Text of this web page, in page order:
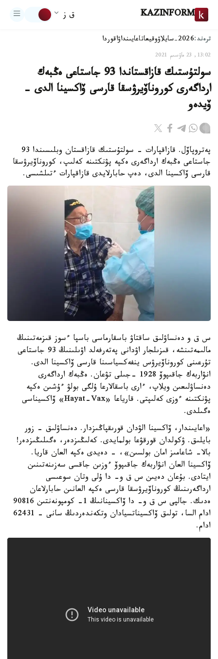
KAZINFORM ق ز
ترەند:2026-سايلاۋ وقيعاتاعايىنداۋاقوردا
13:02, 23 ماۋسىم 2021
سولتۇستىك قازاقستاندا 93 جاستاعى ەڭبەك
ارداگەرى كوروناۆيرۋسقا قارسى ۆاكسينا الدى -
ۆيدەو
پەتروپاۆل. قازاقپارات - سولتۇستىك قازاقستان وبلىسىندا 93
جاستاعى ەڭبەك ارداگەرى ەكپە پۋنكتىنە كەلىپ، كوروناۆيرۋسقا
قارسى ۆاكسينا الدى، دەپ حابارلايدى قازاقپارات ءتىلشىسى.
س ق و دەنساۋلىق ساقتاۋ باسقارماسى باسپا ءسوز قىزمەتىنىڭ
مالىمەتىنشە، قىزىلجار اۋدانى پەتەرفەلد اۋىلىنىڭ 93 جاستاعى
تۇرعىنى كوروناۆيرۋس ينفەكسياسىنا قارسى ۆاكسينا الدى.
انۋاربەك جاقىپوۆ 1928 -جىلى تۋعان. ەڭبەك ارداگەرى
دەنساۋلىعىن ويلاپ، ءارى باسقالارعا ۇلگى بولۋ ءۇشىن ەكپە
پۋنكتىنە ءوزى كەلىپتى. قارياعا «Hayat-Vax» ۆاكسيناسى
ەگىلدى.
«اعايىندار، ۆاكسينا الۋدان قورىقپاڭىزدار. دەنساۋلىق - زور
بايلىق. ۋكولدان قورقۋعا بولمايدى. كەلىڭىزدەر، ەگىلىڭىزدەر!
بالا- شاعامىز امان بولسىن»، - دەيدى ەكپە العان قاريا.
ۆاكسينا العان انۋاربەك جاقىپوۆ ءوزىن جاقسى سەزىنەتىنىن
ايتادى. بۇعان دەيىن س ق و- دا ۇلى وتان سوعىسى
ارداگەرىنىڭ كوروناۆيرۋسقا قارسى ەكپە العانىن حابارلاعان
ەدىك. جالپى س ق و- دا ۆاكسينانىڭ 1- كومپونەنتىن 90816
ادام السا، تولىق ۆاكسيناتسيادان وتكەندەردىڭ سانى - 62431
ادام.